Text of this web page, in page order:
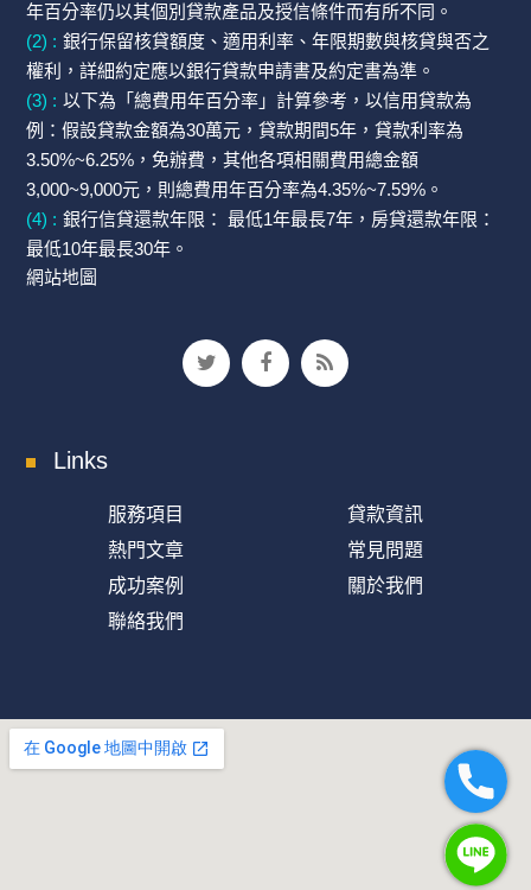
年百分率仍以其個別貸款產品及授信條件而有所不同。
(2) : 銀行保留核貸額度、適用利率、年限期數與核貸與否之
權利，詳細約定應以銀行貸款申請書及約定書為準。
(3) : 以下為「總費用年百分率」計算參考，以信用貸款為
例：假設貸款金額為30萬元，貸款期間5年，貸款利率為
3.50%~6.25%，免辦費，其他各項相關費用總金額
3,000~9,000元，則總費用年百分率為4.35%~7.59%。
(4) : 銀行信貸還款年限： 最低1年最長7年，房貸還款年限：
最低10年最長30年。
網站地圖
Links
服務項目
貸款資訊
熱門文章
常見問題
成功案例
關於我們
聯絡我們